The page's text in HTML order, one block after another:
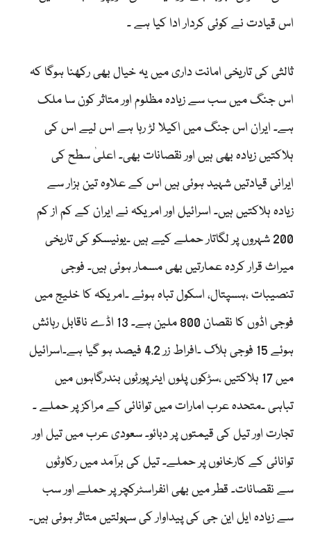
اس قیادت نے کوئی کردار ادا کیا ہے ۔
ثالثی کی تاریخی امانت داری میں یہ خیال بھی رکھنا ہوگا کہ
اس جنگ میں سب سے زیادہ مظلوم اور متاثر کون سا ملک
ہے۔ ایران اس جنگ میں اکیلا لڑ رہا ہے اس لیے اس کی
ہلاکتیں زیادہ بھی ہیں اور نقصانات بھی۔ اعلیٰ سطح کی
ایرانی قیادتیں شہید ہوئی ہیں اس کے علاوہ تین ہزار سے
زیادہ ہلاکتیں ہیں۔ اسرائیل اور امریکہ نے ایران کے کم از کم
200 شہروں پر لگاتار حملے کیے ہیں ۔یونیسکو کی تاریخی
میراث قرار کردہ عمارتیں بھی مسمار ہوئی ہیں۔ فوجی
تنصیبات ،ہسپتال، اسکول تباہ ہوئے ۔امریکہ کا خلیج میں
فوجی اڈوں کا نقصان 800 ملین ہے۔ 13 اڈے ناقابل رہائش
ہوئے 15 فوجی ہلاک ۔افراط زر 4.2 فیصد ہو گیا ہے۔اسرائیل
میں 17 ہلاکتیں ،سڑکوں پلوں ایئرپورٹوں بندرگاہوں میں
تباہی ۔متحدہ عرب امارات میں توانائی کے مراکز پر حملے ۔
تجارت اور تیل کی قیمتوں پر دبائو۔ سعودی عرب میں تیل اور
توانائی کے کارخانوں پر حملے۔ تیل کی برآمد میں رکاوٹوں
سے نقصانات۔ قطر میں بھی انفراسٹرکچر پر حملے اور سب
سے زیادہ ایل این جی کی پیداوار کی سہولتیں متاثر ہوئی ہیں۔